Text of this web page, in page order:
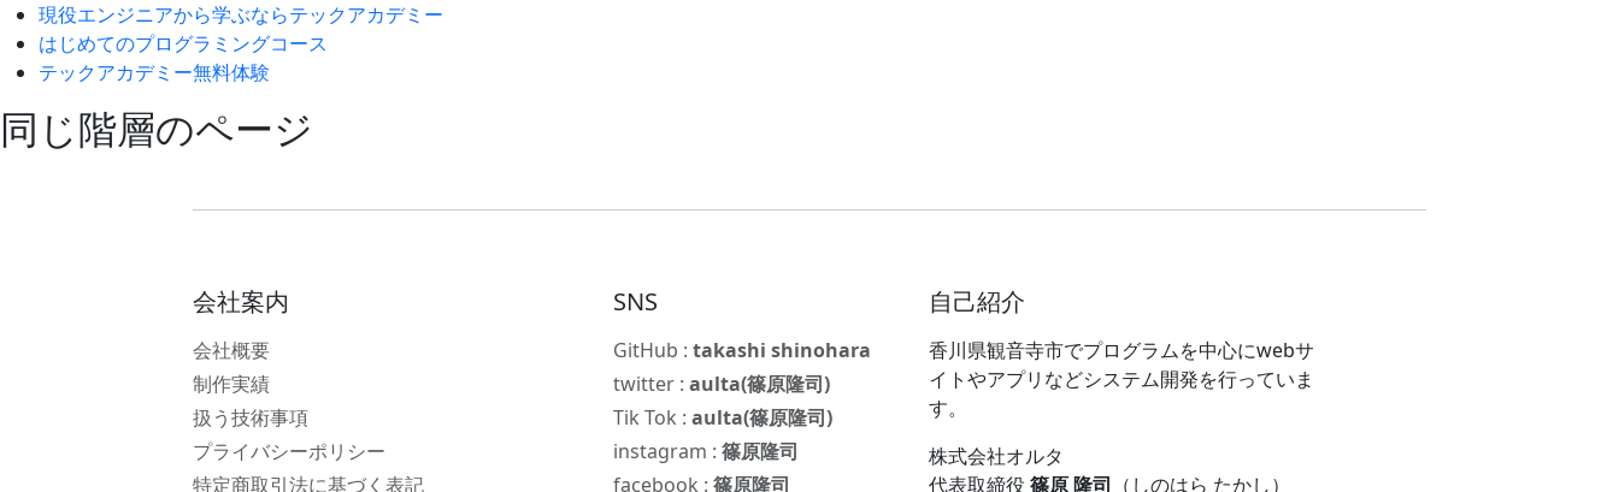
現役エンジニアから学ぶならテックアカデミー
はじめてのプログラミングコース
テックアカデミー無料体験
同じ階層のページ
会社案内
会社概要
制作実績
扱う技術事項
プライバシーポリシー
特定商取引法に基づく表記
SNS
GitHub :takashi shinohara
twitter :aulta(篠原隆司)
Tik Tok :aulta(篠原隆司)
instagram :篠原隆司
facebook :篠原隆司
自己紹介
香川県観音寺市でプログラムを中心にwebサ
イトやアプリなどシステム開発を行っていま
す。
株式会社オルタ
代表取締役篠原 隆司 （しのはら たかし）